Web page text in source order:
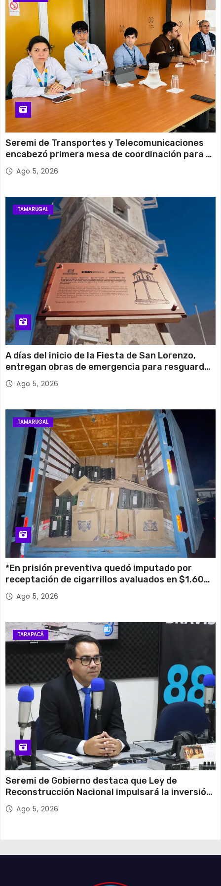
12 de agosto
Miércoles
Seremi de Transportes y Telecomunicaciones
encabezó primera mesa de coordinación para el
retiro de cables en desuso en Iquique
Ago 5, 2026
TAMARUGAL
A días del inicio de la Fiesta de San Lorenzo,
entregan obras de emergencia para resguardar
su histórico campanario
Ago 5, 2026
TAMARUGAL
*En prisión preventiva quedó imputado por
receptación de cigarrillos avaluados en $1.600
millones*
Ago 5, 2026
TARAPACÁ
Seremi de Gobierno destaca que Ley de
Reconstrucción Nacional impulsará la inversión
y el empleo en Tarapacá
Ago 5, 2026